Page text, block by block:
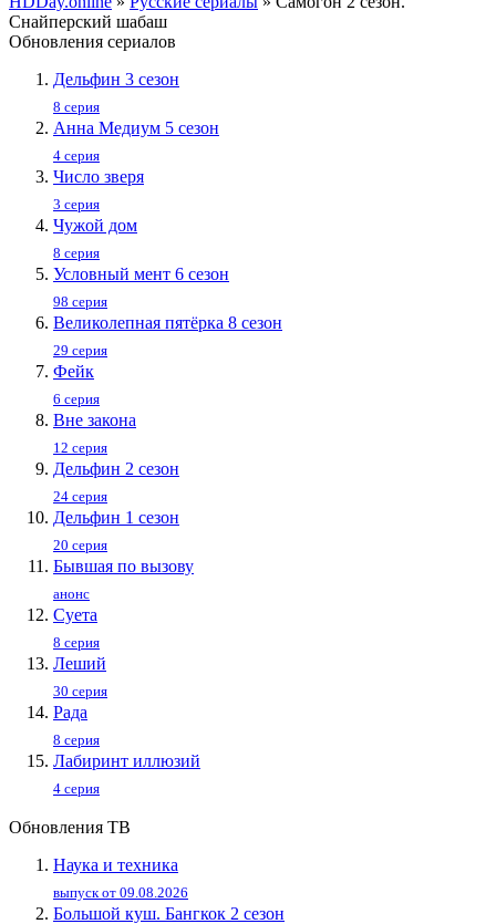
Снайперский шабаш
Обновления сериалов
Дельфин 3 сезон
8 серия
Анна Медиум 5 сезон
4 серия
Число зверя
3 серия
Чужой дом
8 серия
Условный мент 6 сезон
98 серия
Великолепная пятёрка 8 сезон
29 серия
Фейк
6 серия
Вне закона
12 серия
Дельфин 2 сезон
24 серия
Дельфин 1 сезон
20 серия
Бывшая по вызову
анонс
Суета
8 серия
Леший
30 серия
Рада
8 серия
Лабиринт иллюзий
4 серия
Обновления ТВ
Наука и техника
выпуск от 09.08.2026
Большой куш. Бангкок 2 сезон